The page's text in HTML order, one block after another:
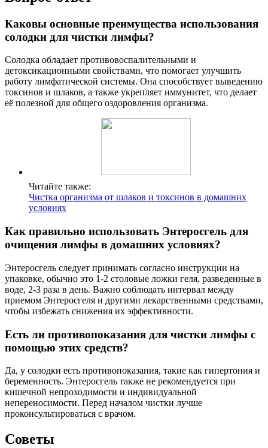
Каковы основные преимущества использования
солодки для чистки лимфы?
Солодка обладает противовоспалительными и
детоксикационными свойствами, что помогает улучшить
работу лимфатической системы. Она способствует выведению
токсинов и шлаков, а также укрепляет иммунитет, что делает
её полезной для общего оздоровления организма.
Читайте также:
Чистка организма от шлаков и токсинов в домашних
условиях
Как правильно использовать Энтеросгель для
очищения лимфы в домашних условиях?
Энтеросгель следует принимать согласно инструкции на
упаковке, обычно это 1-2 столовые ложки геля, разведенные в
воде, 2-3 раза в день. Важно соблюдать интервал между
приемом Энтеросгеля и другими лекарственными средствами,
чтобы избежать снижения их эффективности.
Есть ли противопоказания для чистки лимфы с
помощью этих средств?
Да, у солодки есть противопоказания, такие как гипертония и
беременность. Энтеросгель также не рекомендуется при
кишечной непроходимости и индивидуальной
непереносимости. Перед началом чистки лучше
проконсультироваться с врачом.
Советы